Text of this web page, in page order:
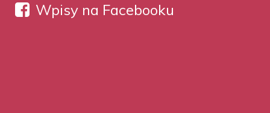
Wpisy na Facebooku